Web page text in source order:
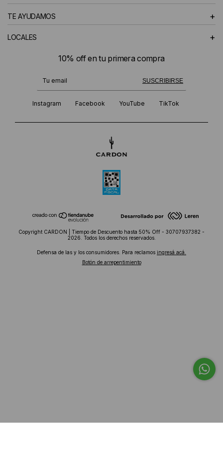
TE AYUDAMOS +
LOCALES +
10% off en tu primera compra
SUSCRIBIRSE
¡Te suscribiste exitosamente!
Instagram Facebook YouTube TikTok
Copyright CARDON | Tiempo de Descuento hasta 50% Off - 30707937382 -
2026. Todos los derechos reservados.
Defensa de las y los consumidores. Para reclamos ingresá acá.
Botón de arrepentimiento